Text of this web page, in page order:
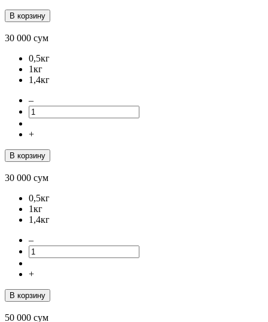
В корзину
30 000 сум
0,5кг
1кг
1,4кг
–
+
В корзину
30 000 сум
0,5кг
1кг
1,4кг
–
+
В корзину
50 000 сум